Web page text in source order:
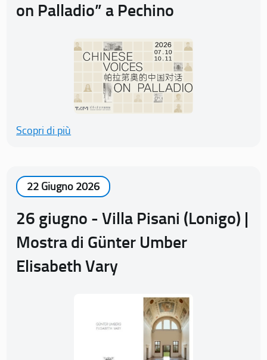
on Palladio” a Pechino
Scopri di più
22 Giugno 2026
26 giugno - Villa Pisani (Lonigo) |
Mostra di Günter Umber
Elisabeth Vary